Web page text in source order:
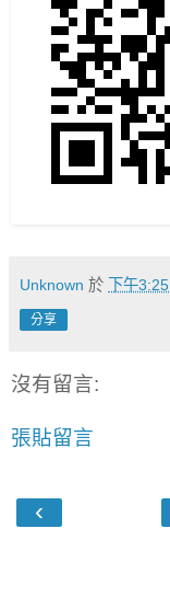
Unknown 於 下午3:25
分享
沒有留言:
張貼留言
‹